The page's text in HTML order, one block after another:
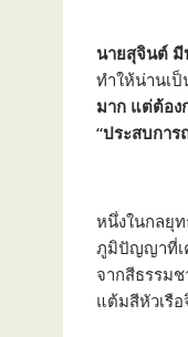
นายสุจินต์
ทำให้น่านเป็
มาก แต่ต้อง
“ประสบการ
หนึ่งในกลยุ
ภูมิปัญญาที่เ
จากสีธรรม
แต้มสีหัวเรื